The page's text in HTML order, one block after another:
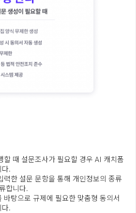
할 때 설문조사가 필요할 경우 AI 캐치폼
.
력한 설문 문항을 통해 개인정보의 종류
합니다.
바탕으로 규제에 필요한 맞춤형 동의서
.